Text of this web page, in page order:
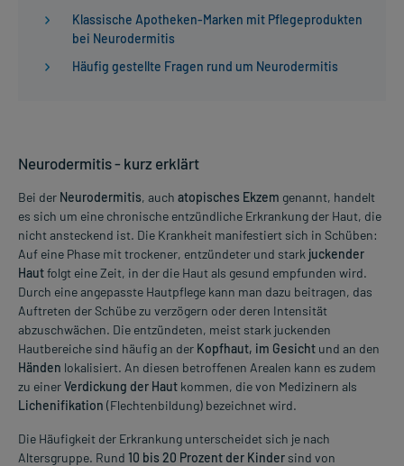
Klassische Apotheken-Marken mit Pflegeprodukten
bei Neurodermitis
Häufig gestellte Fragen rund um Neurodermitis
Neurodermitis - kurz erklärt
Bei der Neurodermitis, auch atopisches Ekzem genannt, handelt
es sich um eine chronische entzündliche Erkrankung der Haut, die
nicht ansteckend ist. Die Krankheit manifestiert sich in Schüben:
Auf eine Phase mit trockener, entzündeter und stark juckender
Hautfolgt eine Zeit, in der die Haut als gesund empfunden wird.
Durch eine angepasste Hautpflege kann man dazu beitragen, das
Auftreten der Schübe zu verzögern oder deren Intensität
abzuschwächen. Die entzündeten, meist stark juckenden
Hautbereiche sind häufig an der Kopfhaut, im Gesicht und an den
Händen lokalisiert. An diesen betroffenen Arealen kann es zudem
zu einerVerdickung der Haut kommen, die von Medizinern als
Lichenifikation (Flechtenbildung) bezeichnet wird.
Die Häufigkeit der Erkrankung unterscheidet sich je nach
Altersgruppe. Rund 10 bis 20 Prozent der Kinder sind von